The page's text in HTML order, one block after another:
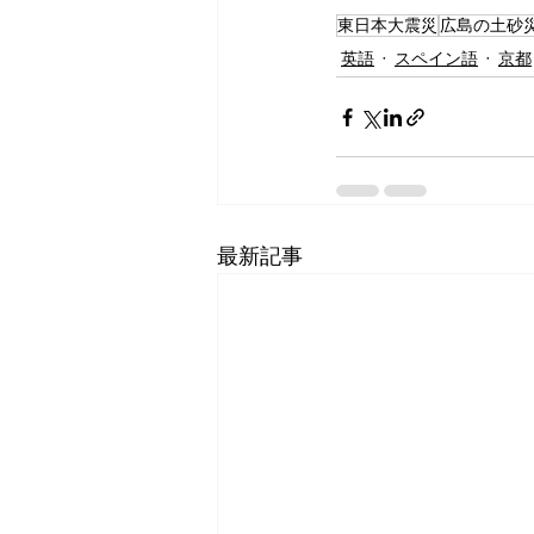
東日本大震災 広島の土砂
英語
スペイン語 京都
最新記事